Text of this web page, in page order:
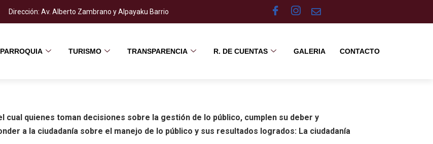
Dirección: Av. Alberto Zambrano y Alpayaku Barrio
PARROQUIA TURISMO TRANSPARENCIA R. DE CUENTAS GALERIA CONTACTO
cual quienes toman decisiones sobre la gestión de lo público, cumplen su deber y
a la ciudadanía sobre el manejo de lo público y sus resultados logrados: La ciudadanía